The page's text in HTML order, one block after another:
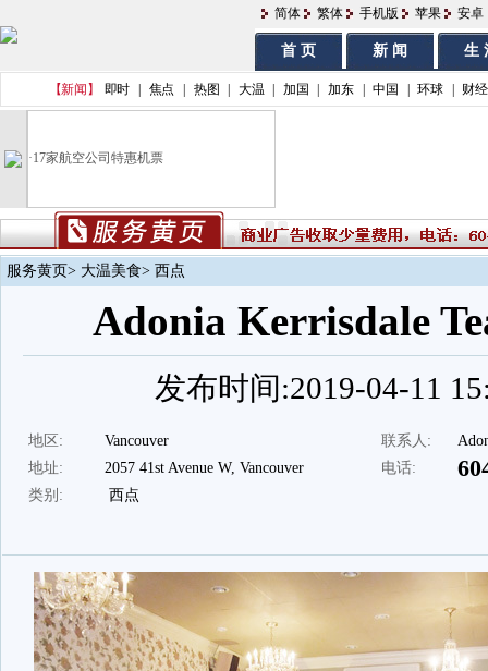
简体 繁体 手机版 苹果 安卓
首 页 新 闻 生
【新闻】 即时 焦点 热图 大温 加国 加东 中国 环球 财经
·17家航空公司特惠机票
服务黄页> 大温美食> 西点
Adonia Kerrisdale
发布时间:2019-04-11
地区:
Vancouver
地址:
2057 41st Avenue W, Vancouver
类别:
西点
联系人:
电话: